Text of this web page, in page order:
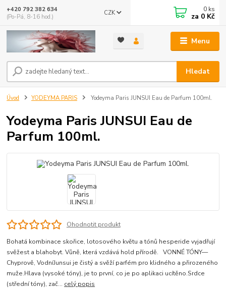
Menu
CZK
Hledat
+420 792 382 634
(Po-Pá, 8-16 hod.)
0 ks
za 0 Kč
Úvod YODEYMA PARIS Yodeyma Paris JUNSUI Eau de Parfum 100ml.
Yodeyma Paris JUNSUI Eau de
Parfum 100ml.
Ohodnotit produkt
Bohatá kombinace skořice, lotosového květu a tónů hesperide vyjadřují
svěžest a blahobyt. Vůně, která vzdává hold přírodě. VONNÉ TÓNY—
Chyprově, VodníJunsui je čistý a svěží parfém pro klidného a přirozeného
muže.Hlava (vysoké tóny), je to první, co je po aplikaci ucítěno.Srdce
(střední tóny), zač... celý popis